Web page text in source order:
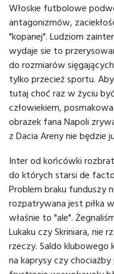
Włoskie futbolowe
antagonizmów,
"kopanej". Ludziom
wydaje sie to
do rozmiarów
tylko przecież sportu.
tutaj choć raz w życiu
człowiekiem,
obrazek fana Napoli
z Dacia Areny nie będzie
Inter od końcówki
do których starsi de
Problem braku funduszy
rozpatrywana jest piłka
właśnie to "ale".
Lukaku czy Skriniara, nie
rzeczy. Saldo klubowego
na kaprysy czy